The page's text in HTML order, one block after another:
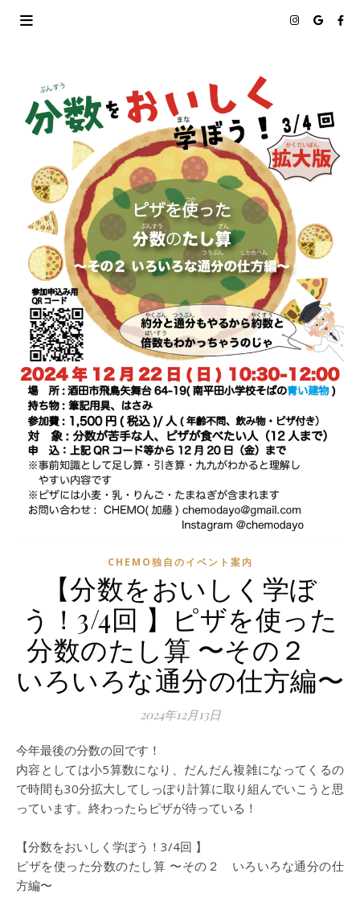
CHEMO独自のイベント案内
【分数をおいしく学ぼ
う！3/4回 】ピザを使った
分数のたし算 〜その２
いろいろな通分の仕方編〜
2024年12月13日
今年最後の分数の回です！
内容としては小5算数になり、だんだん複雑になってくるの
で時間も30分拡大してしっぽり計算に取り組んでいこうと思
っています。終わったらピザが待っている！
【分数をおいしく学ぼう！3/4回 】
ピザを使った分数のたし算 〜その２ いろいろな通分の仕
方編〜